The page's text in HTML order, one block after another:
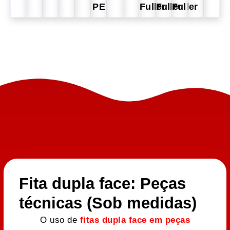
PE
FullerFullerFuller
Fita dupla face: Peças
técnicas (Sob medidas)
O uso de fitas dupla face em peças